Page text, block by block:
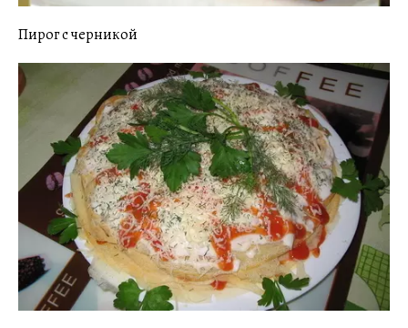
Пирог с черникой